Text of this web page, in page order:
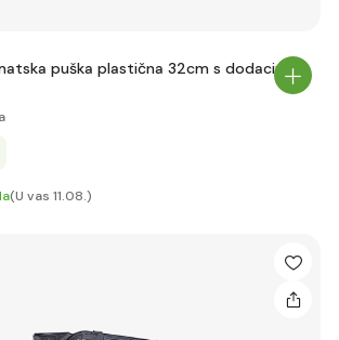
puška plastična 32cm s dodacima
(U vas 11.08.)